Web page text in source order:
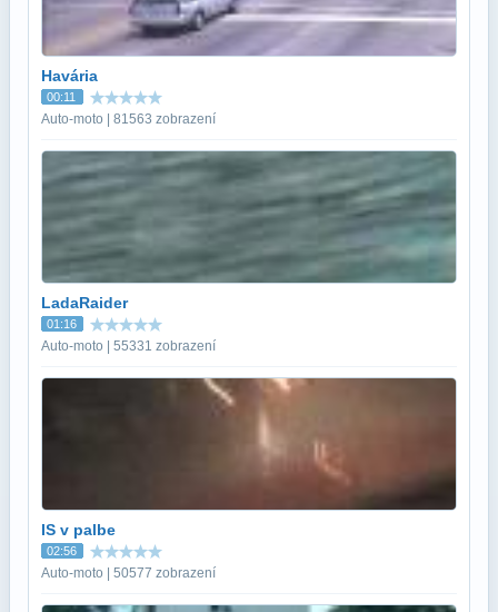
Havária
00:11
Auto-moto | 81563 zobrazení
LadaRaider
01:16
Auto-moto | 55331 zobrazení
IS v palbe
02:56
Auto-moto | 50577 zobrazení